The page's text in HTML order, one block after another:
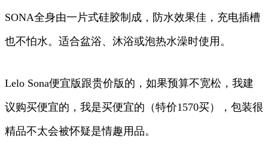
SONA全身由一片式硅胶制成，防水效果佳，充电插槽
也不怕水。适合盆浴、沐浴或泡热水澡时使用。
Lelo Sona便宜版跟贵价版的，如果预算不宽松，我建
议购买便宜的，我是买便宜的（特价1570买），包装很
精品不太会被怀疑是情趣用品。